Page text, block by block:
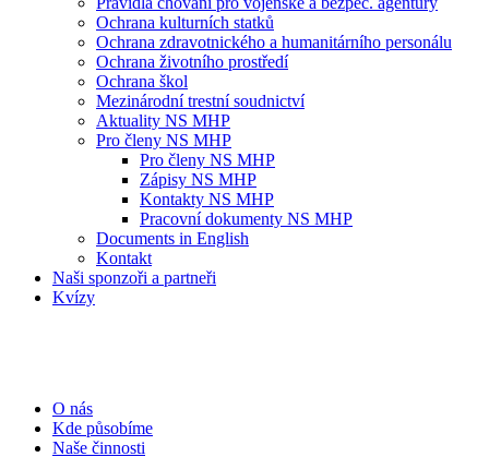
Ochrana kulturních statků
Ochrana zdravotnického a humanitárního personálu
Ochrana životního prostředí
Ochrana škol
Mezinárodní trestní soudnictví
Aktuality NS MHP
Pro členy NS MHP
Pro členy NS MHP
Zápisy NS MHP
Kontakty NS MHP
Pracovní dokumenty NS MHP
Documents in English
Kontakt
Naši sponzoři a partneři
Kvízy
O nás
Kde působíme
Naše činnosti